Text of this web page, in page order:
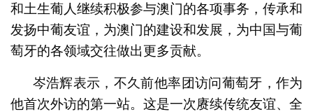
和土生葡人继续积极参与澳门的各项事务，传承和
发扬中葡友谊，为澳门的建设和发展，为中国与葡
萄牙的各领域交往做出更多贡献。
岑浩辉表示，不久前他率团访问葡萄牙，作为
他首次外访的第一站。这是一次赓续传统友谊、全